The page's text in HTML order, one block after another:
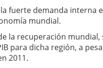
fuerte demanda interna
mundial.
la recuperación mundial,
para dicha región, a
2011.